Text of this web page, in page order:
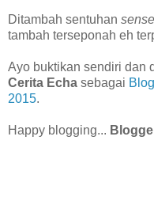
Ditambah sentuhan
tambah terseponah eh
Ayo buktikan sendiri dan
Cerita Echa sebagai
2015.
Happy blogging...